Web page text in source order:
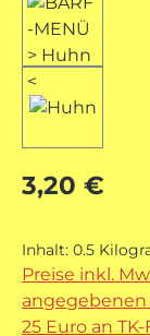
Regulärer Preis:
3,20 €
Inhalt: 0.5
Preise inkl.
25 Euro an